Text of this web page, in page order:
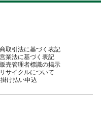
取引法に基づく表記
業法に基づく表記
売管理者標識の掲示
サイクルについて
け払い申込